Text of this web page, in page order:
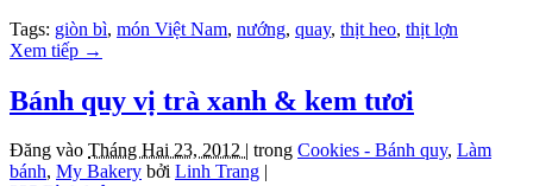
Tags: giòn bì, món Việt Nam, nướng, quay, thịt heo, thịt lợn
Xem tiếp →
Bánh quy vị trà xanh & kem tươi
Đăng vào Tháng Hai 23, 2012 | trong Cookies - Bánh quy, Làm
bánh, My Bakery bởi Linh Trang |